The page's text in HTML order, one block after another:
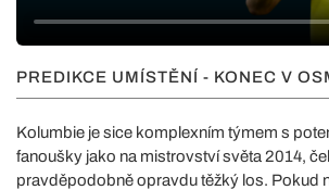
PREDIKCE UMÍSTĚNÍ - KONEC V
Kolumbie je sice komplexním týmem s
fanoušky jako na mistrovství světa 2014,
pravděpodobně opravdu těžký los. Pokud